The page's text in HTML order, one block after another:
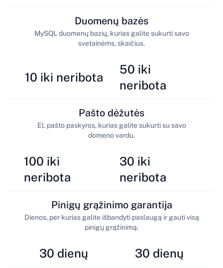
10 iki neribota
Duomenų bazės
MySQL duomenų bazių, kurias galite sukurti savo
svetainėms, skaičius.
50 iki
neribota
100 iki
neribota
Pašto dėžutės
El. pašto paskyros, kurias galite sukurti su savo
domeno vardu.
30 iki
neribota
30 dienų
Pinigų grąžinimo garantija
Dienos, per kurias galite išbandyti paslaugą ir gauti visą
pinigų grąžinimą.
30 dienų